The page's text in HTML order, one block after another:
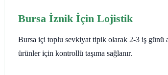
Bursa İznik İçin Lojistik
Bursa içi toplu sevkiyat tipik olarak 2-3 iş günü
ürünler için kontrollü taşıma sağlanır.